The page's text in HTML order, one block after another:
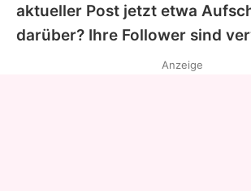
aktueller Post jetzt etwa
darüber? Ihre Follower sind
Anzeige